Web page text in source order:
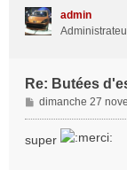
admin
Re: Butées
M
e
s
dimanche 27
super